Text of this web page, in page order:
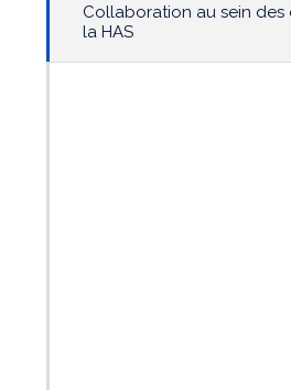
Collaboration au sein des
la HAS